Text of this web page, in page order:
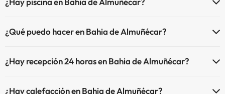
pago) Aquí tienes más info sobre la piscina y otras instalaciones.
Piscina al aire libre (toda la temporada)
¿Qué puedo hacer en Bahia de Almuñécar?
pueden ser de pago).
¿Hay recepción 24 horas en Bahia de Almuñécar?
¿Hay calefacción en Bahia de Almuñécar?